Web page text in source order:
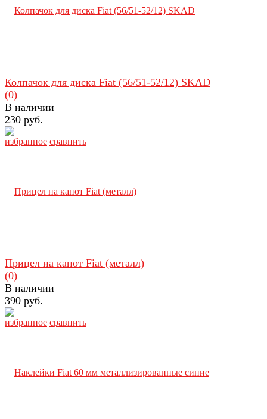
избранное сравнить
Колпачок для диска Fiat (56/51-52/12) SKAD
(0)
В наличии
230 руб.
избранное сравнить
Прицел на капот Fiat (металл)
(0)
В наличии
390 руб.